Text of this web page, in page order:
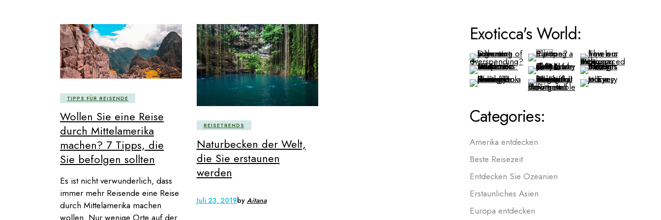
TIPPS FÜR REISENDE
Wollen Sie eine Reise
durch Mittelamerika
machen? 7 Tipps, die
Sie befolgen sollten
Es ist nicht verwunderlich, dass
immer mehr Reisende eine Reise
durch Mittelamerika machen
REISETRENDS
Naturbecken der Welt,
die Sie erstaunen
werden
Juli 23, 2019by Aitana
Exoticca's World:
Categories:
Amerika entdecken
Beste Reisezeit
Entdecken Sie Ozeanien
Erstaunliches Asien
Europa entdecken